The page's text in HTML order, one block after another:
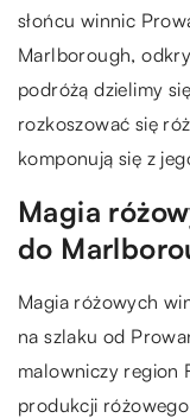
słońcu winnic
Marlborough,
podróżą dzielimy
rozkoszować się
komponują się z
Magia
do
Magia różowych
na szlaku od
malowniczy region
produkcji